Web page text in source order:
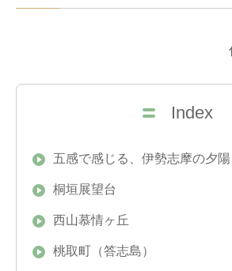
Index
五感で感じる、伊勢志摩の夕陽
桐垣展望台
西山慕情ヶ丘
桃取町（答志島）